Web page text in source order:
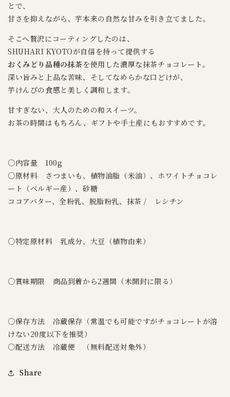
とで、
甘さを抑えながら、芋本来の自然な甘みを引き立てました。
そこへ贅沢にコーティングしたのは、
SHUHARI KYOTOが自信を持って提供する
おくみどり品種の抹茶を使用した濃厚な抹茶チョコレート。
深い旨みと上品な苦味、そしてなめらかな口どけが、
芋けんぴの食感と美しく調和します。
甘すぎない、大人のための和スイーツ。
お茶の時間はもちろん、ギフトや手土産にもおすすめです。
○内容量 100g
○原材料 さつまいも、植物油脂（米油）、ホワイトチョコレ
ート（ベルギー産）、砂糖
ココアバター、全粉乳、脱脂粉乳、抹茶 / レシチン
○特定原材料 乳成分、大豆（植物由来）
○賞味期限 商品到着から2週間（未開封に限る）
○保存方法 冷蔵保存（常温でも可能ですがチョコレートが溶
けない20度以下を推奨）
○配送方法 冷蔵便 （無料配送対象外）
Share